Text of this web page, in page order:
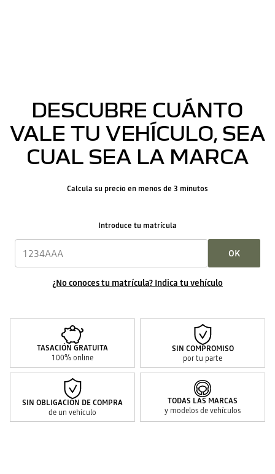
DESCUBRE CUÁNTO
VALE TU VEHÍCULO, SEA
CUAL SEA LA MARCA
Calcula su precio en menos de 3 minutos
Introduce tu matrícula
OK
¿No conoces tu matrícula? Indica tu vehículo
TASACIÓN GRATUITA
100% online
SIN COMPROMISO
por tu parte
SIN OBLIGACIÓN DE COMPRA
de un vehículo
TODAS LAS MARCAS
y modelos de vehículos